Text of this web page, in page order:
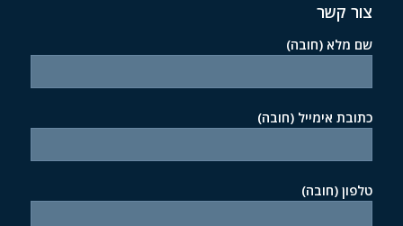
צור קשר
שם מלא (חובה)
כתובת אימייל (חובה)
טלפון (חובה)